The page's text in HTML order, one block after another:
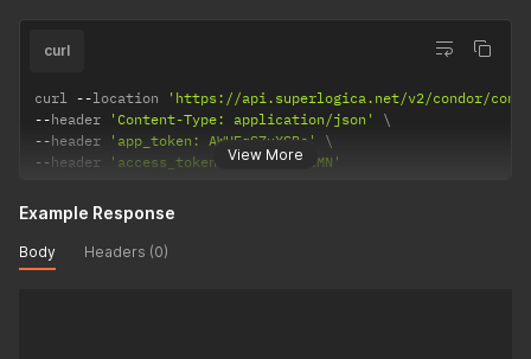
View More
curl
curl --location
'https://api.superlogica.net/v2/condor/
--header 'Content-Type: application/json'
--header 'app_token: AWUFqSZuXSBc'
--header 'access_token: rZXk9Vz9wcMN'
Example Response
Body Headers (0)